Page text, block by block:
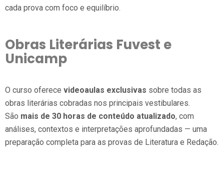
cada prova com foco e equilíbrio.
Obras Literárias Fuvest e
Unicamp
O curso oferece videoaulas exclusivas sobre todas as
obras literárias cobradas nos principais vestibulares.
São mais de 30 horas de conteúdo atualizado, com
análises, contextos e interpretações aprofundadas — uma
preparação completa para as provas de Literatura e Redação.